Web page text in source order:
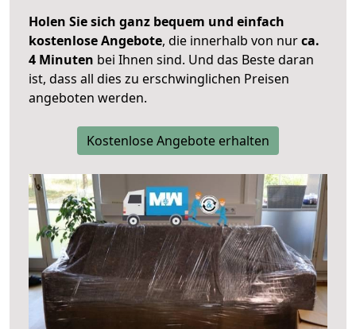
Holen Sie sich ganz bequem und einfach
kostenlose Angebote, die innerhalb von nurca.
4 Minuten bei Ihnen sind. Und das Beste daran
ist, dass all dies zu erschwinglichen Preisen
angeboten werden.
Kostenlose Angebote erhalten